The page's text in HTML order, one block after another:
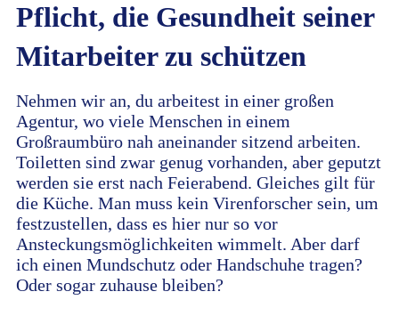
Pflicht, die Gesundheit seiner
Mitarbeiter zu schützen
Nehmen wir an, du arbeitest in einer großen
Agentur, wo viele Menschen in einem
Großraumbüro nah aneinander sitzend arbeiten.
Toiletten sind zwar genug vorhanden, aber geputzt
werden sie erst nach Feierabend. Gleiches gilt für
die Küche. Man muss kein Virenforscher sein, um
festzustellen, dass es hier nur so vor
Ansteckungsmöglichkeiten wimmelt. Aber darf
ich einen Mundschutz oder Handschuhe tragen?
Oder sogar zuhause bleiben?